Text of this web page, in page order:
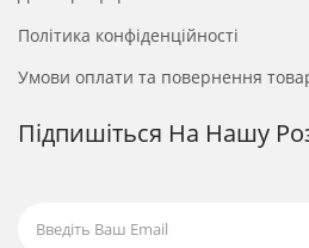
Політика конфіденційності
Умови оплати та повернення
Підпишіться На Нашу